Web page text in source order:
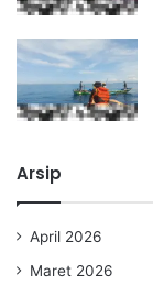
Arsip
April 2026
Maret 2026